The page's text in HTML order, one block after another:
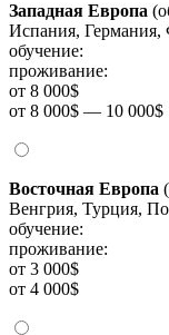
Западная Европа
Испания,
обучение:
проживание:
от 8 000$
от 8 000$ — 10 000$
Восточная Европа
Венгрия, Турция,
обучение:
проживание:
от 3 000$
от 4 000$